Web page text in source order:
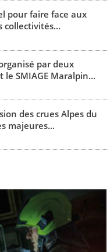
pour faire face aux
collectivités...
par deux
SMIAGE Maralpin...
des crues Alpes du
majeures...